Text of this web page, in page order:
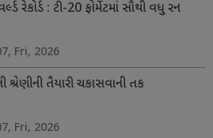
રેકોર્ડ : ટી-20 ફોર્મેટમાં સૌથી વધુ રન
Fri, 2026
શ્રેણીની તૈયારી ચકાસવાની તક
Fri, 2026